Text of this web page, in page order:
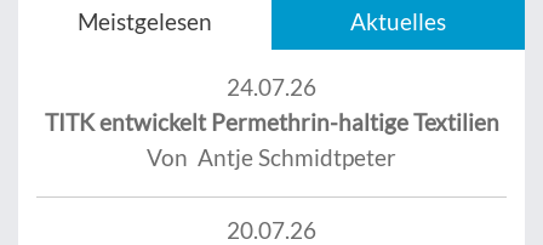
Meistgelesen Aktuelles
24.07.26
TITK entwickelt Permethrin-haltige Textilien
Von Antje Schmidtpeter
20.07.26